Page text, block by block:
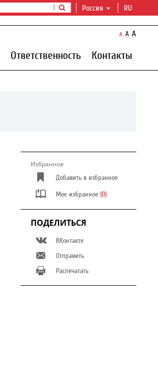
Россия RU
A A A
Ответственность Контакты
Избранное
Добавить в избранное
Мое избранное (0)
ПОДЕЛИТЬСЯ
ВКонтакте
Отправить
Распечатать